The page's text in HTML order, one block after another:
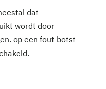
dat
wordt door
op een fout botst